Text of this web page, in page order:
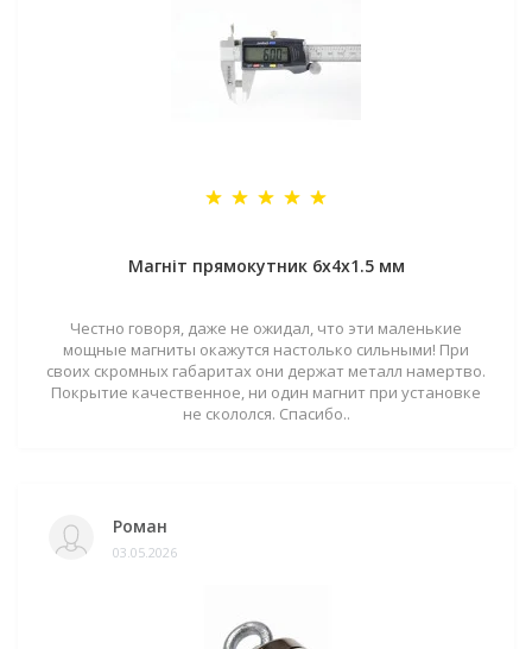
Магніт прямокутник 6х4х1.5 мм
Честно говоря, даже не ожидал, что эти маленькие
мощные магниты окажутся настолько сильными! При
своих скромных габаритах они держат металл намертво.
Покрытие качественное, ни один магнит при установке
не скололся. Спасибо..
Роман
03.05.2026